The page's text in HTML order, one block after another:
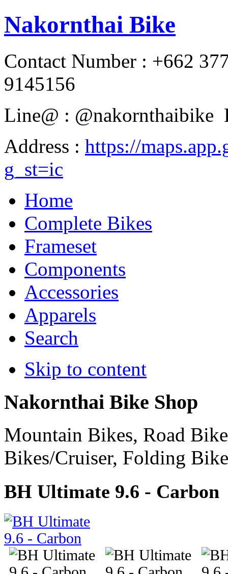
Nakornthai Bike
Contact Number : +662
9145156
Line@ :
Address : https://
g_st=ic
Home
Complete Bikes
Frameset
Components
Accessories
Apparels
Search
Skip to content
Nakornthai Bike Shop
Mountain Bikes, Road
Bikes/Cruiser, Folding
BH Ultimate 9.6 - Carbon